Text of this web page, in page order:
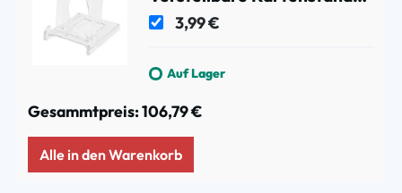
(5/Pack)
3,99 €
Auf Lager
Gesammtpreis:106,79 €
Alle in den Warenkorb